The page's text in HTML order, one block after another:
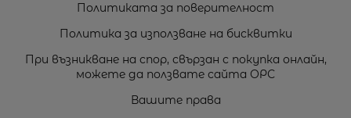
Политиката за поверителност
Политика за използване на бисквитки
При възникване на спор, свързан с покупка онлайн,
можете да ползвате сайта ОРС
Вашите права